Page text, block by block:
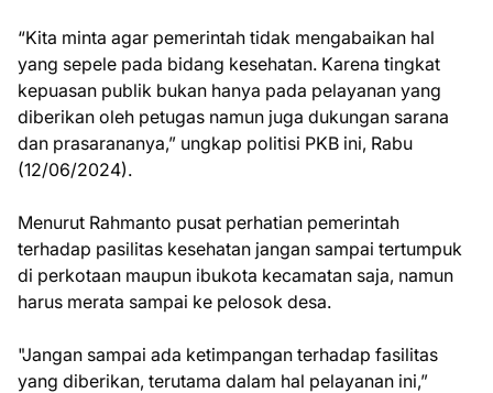
“Kita minta agar pemerintah tidak mengabaikan hal
yang sepele pada bidang kesehatan. Karena tingkat
kepuasan publik bukan hanya pada pelayanan yang
diberikan oleh petugas namun juga dukungan sarana
dan prasarananya,” ungkap politisi PKB ini, Rabu
(12/06/2024).
Menurut Rahmanto pusat perhatian pemerintah
terhadap pasilitas kesehatan jangan sampai tertumpuk
di perkotaan maupun ibukota kecamatan saja, namun
harus merata sampai ke pelosok desa.
"Jangan sampai ada ketimpangan terhadap fasilitas
yang diberikan, terutama dalam hal pelayanan ini,”